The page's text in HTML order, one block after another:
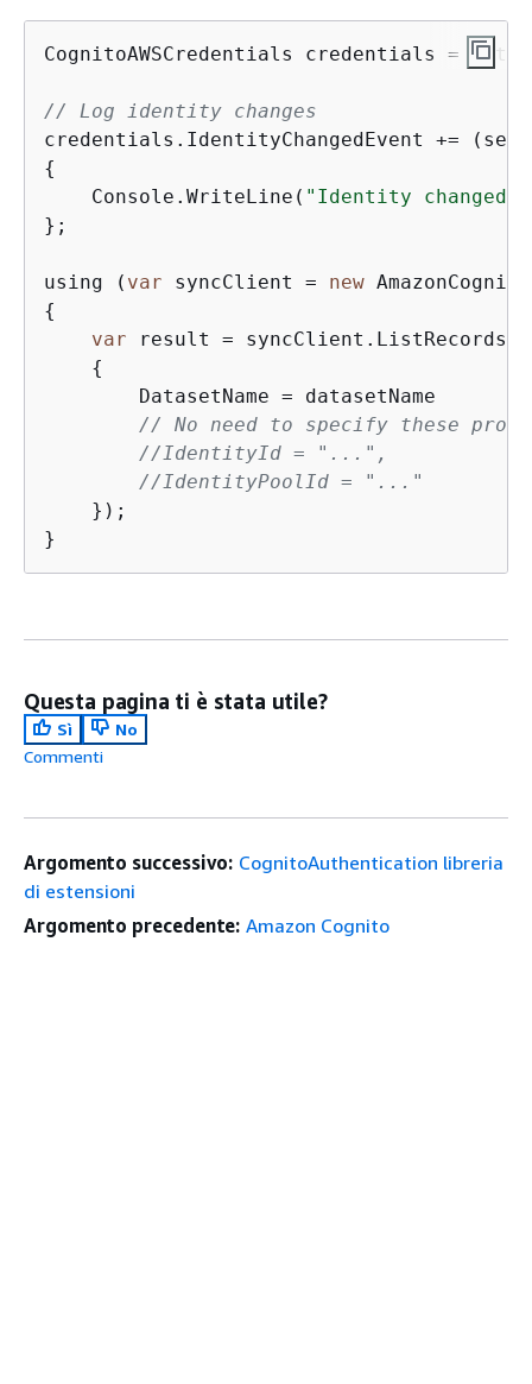
CognitoAWSCredentials credentials =
// Log identity changes
credentials.IdentityChangedEvent +=
(
{
    Console.WriteLine(
"Identity changed:
};
using ( var syncClient = new
{
var result = syncClient.ListRecords(
{
        DatasetName = datasetName
// No need to specify these
//IdentityId = "...",
//IdentityPoolId = "..."
    });
Questa pagina ti è stata utile?
Sì
No
Commenti
Argomento successivo: CognitoAuthentication libreria
di estensioni
Argomento precedente: Amazon Cognito